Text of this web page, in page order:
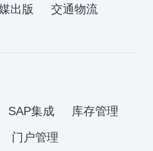
出版
交通物流
SAP集成
库存管理
门户管理